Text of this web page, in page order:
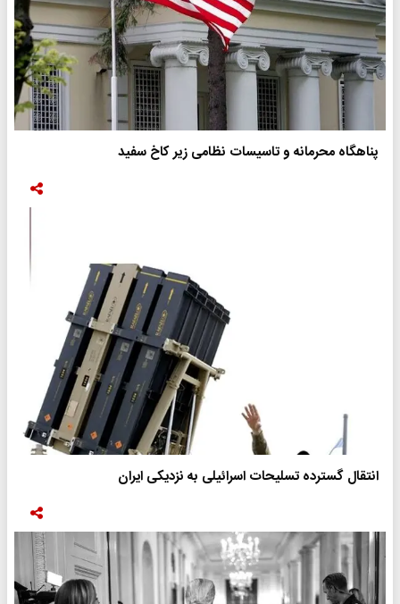
پناهگاه محرمانه و تاسیسات نظامی زیر کاخ سفید
انتقال گسترده تسلیحات اسرائیلی به نزدیکی ایران